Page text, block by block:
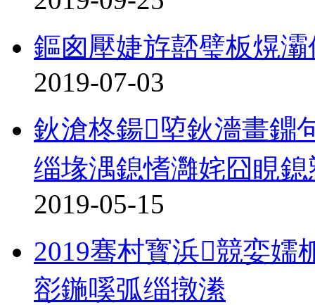
鏂囪壓婕斿嚭璧板熀
2019-07-03
鈥滄柊鍚埅鈥濇畫鐤
缁堟湡鎴愭灉姹囧睍
2019-05-15
2019骞村寳浜競娈嬬
彮鍦嗘弧缁撴潫